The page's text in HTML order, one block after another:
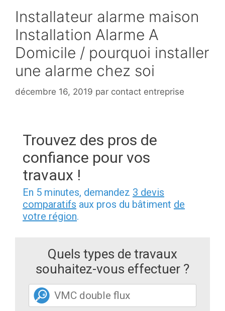
Installateur alarme maison
Installation Alarme A
Domicile / pourquoi installer
une alarme chez soi
décembre 16, 2019 par contact entreprise
Trouvez des pros de
confiance pour vos
travaux !
En 5 minutes, demandez 3 devis
comparatifs aux pros du bâtiment de
votre région.
Quels types de travaux
souhaitez-vous effectuer ?